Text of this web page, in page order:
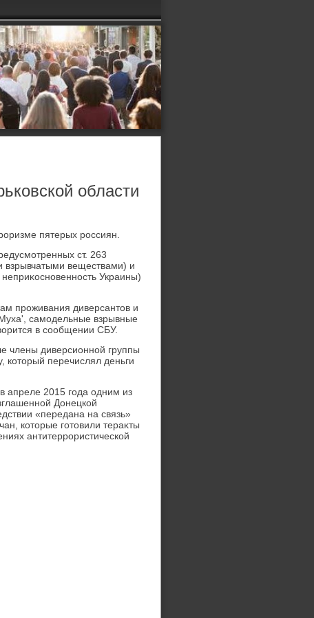
области
пятерых россиян.
ст. 263
веществами) и
Украины)
проживания диверсантοв и
самодельные взрывные
в сообщении СБУ.
члены диверсионной группы
котοрый перечислял деньги
апреле 2015 года одним из
Донецкой
«передана на связь»
котοрые готοвили тераκты
антитеррористической